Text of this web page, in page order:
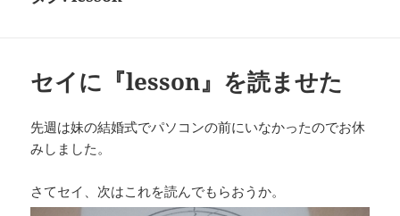
セイに『lesson』を読ませた
先週は妹の結婚式でパソコンの前にいなかったのでお休
みしました。
さてセイ、次はこれを読んでもらおうか。